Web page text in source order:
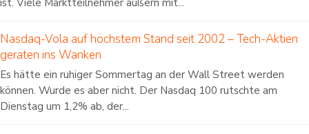
ist. Viele Marktteilnehmer äußern mit...
Nasdaq-Vola auf höchstem Stand seit 2002 – Tech-Aktien
geraten ins Wanken
Es hätte ein ruhiger Sommertag an der Wall Street werden
können. Wurde es aber nicht. Der Nasdaq 100 rutschte am
Dienstag um 1,2% ab, der...